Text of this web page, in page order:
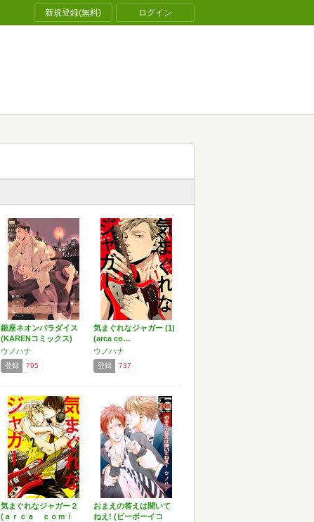
新規登録(無料) ログイン
銀座ネオンパラダイス
(KARENコミックス)
ウノハナ
登録 795
気まぐれなジャガー (1)
(arca co…
ウノハナ
登録 737
気まぐれなジャガー２
(ａｒｃａ ｃｏｍｉ
おまえの答えは聞いて
ねえ! (ビーボーイコ